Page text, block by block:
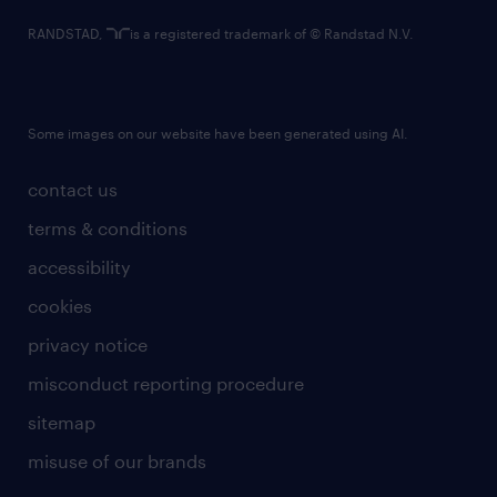
contact us
terms & conditions
accessibility
cookies
privacy notice
misconduct reporting procedure
sitemap
misuse of our brands
RANDSTAD, is a registered trademark of © Randstad N.V.
Some images on our website have been generated using AI.